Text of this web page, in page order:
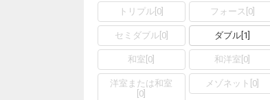
トリプル 0 フォース 0]
セミダブル[ 0] ダブル 1
和室 0 和洋室 0
洋室または和室
0
メゾネット 0